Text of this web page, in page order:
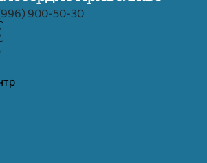
900-50-30